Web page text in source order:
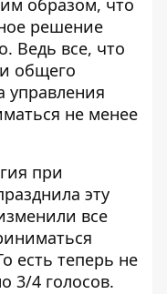
образом, что
решение
Ведь все, что
общего
управления
не менее
при
эту
все
есть теперь не
3/4 голосов.